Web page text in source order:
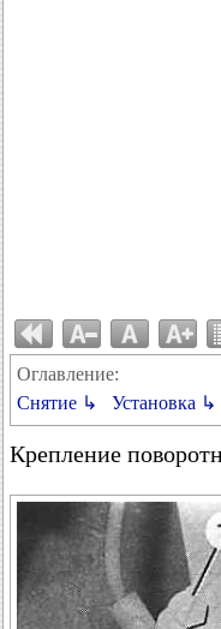
Оглавление:
Снятие ↳
Установка ↳
Крепление